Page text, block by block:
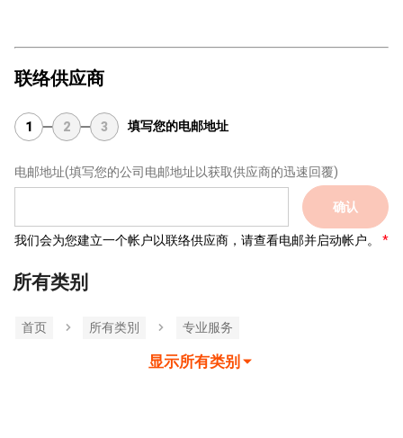
联络供应商
1 2 3 填写您的电邮地址
电邮地址(填写您的公司电邮地址以获取供应商的迅速回覆)
确认
我们会为您建立一个帐户以联络供应商，请查看电邮并启动帐户。
所有类别
首页 所有类別 专业服务
显示所有类别